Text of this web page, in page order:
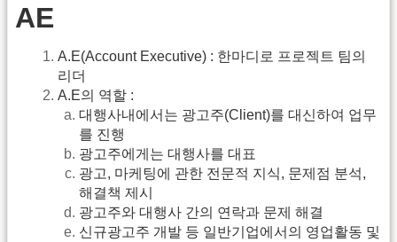
AE
A.E(Account Executive) : 한마디로 프로젝트 팀의
리더
A.E의 역할 :
대행사내에서는 광고주(Client)를 대신하여 업무
를 진행
광고주에게는 대행사를 대표
광고, 마케팅에 관한 전문적 지식, 문제점 분석,
해결책 제시
광고주와 대행사 간의 연락과 문제 해결
신규광고주 개발 등 일반기업에서의 영업활동 및